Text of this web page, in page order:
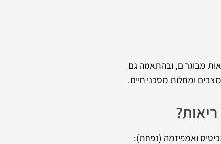
מבוגרים, ובהתאמה גם
ומחלות מסכני חיים.
ואמפיזמה (נפחת):